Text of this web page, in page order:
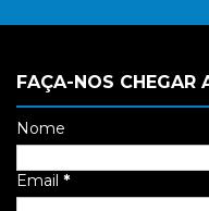
FAÇA-NOS CHEGAR
Nome
Email *